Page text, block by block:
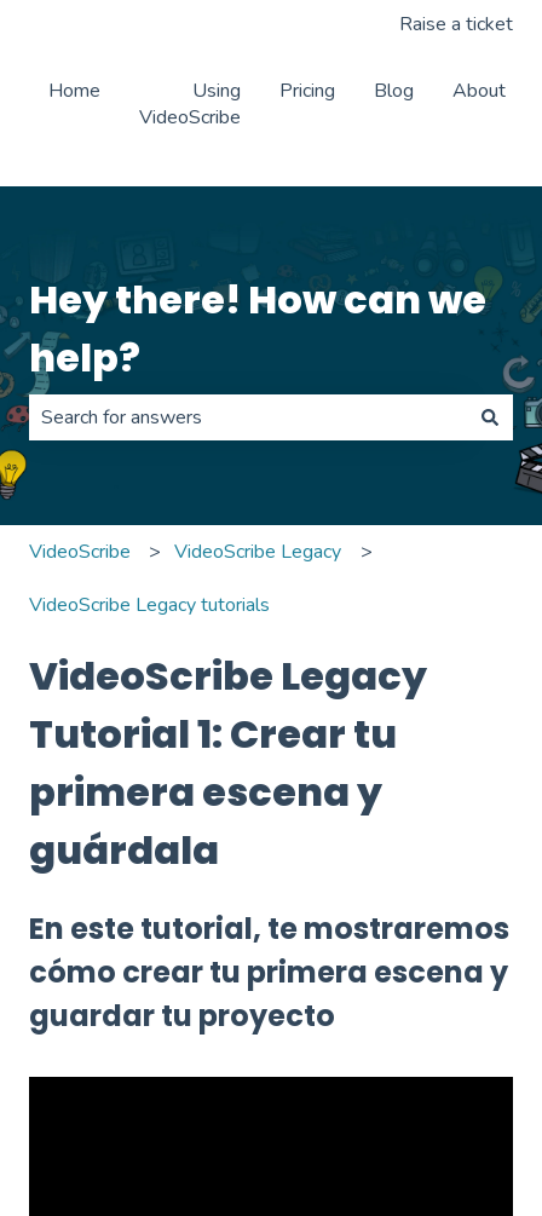
Raise a ticket
Home
Using
VideoScribe
Pricing Blog About
Hey there! How can we
help?
There are no suggestions because the search field is
VideoScribe VideoScribe Legacy
VideoScribe Legacy tutorials
VideoScribe Legacy
Tutorial 1: Crear tu
primera escena y
guárdala
En este tutorial, te mostraremos
cómo crear tu primera escena y
guardar tu proyecto